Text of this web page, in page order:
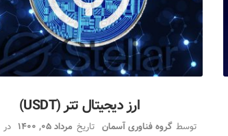
ارز دیجیتال تتر (USDT)
توسط گروه فناوری آسمان تاریخ مرداد 05, 1400 در